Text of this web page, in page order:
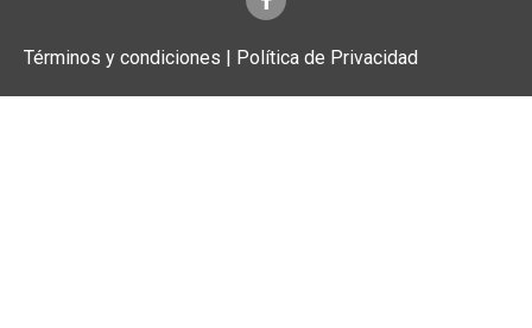
Términos y condiciones | Política de Privacidad